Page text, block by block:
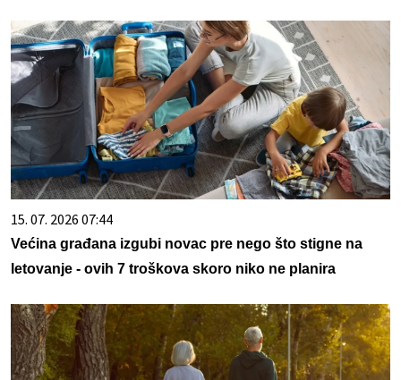
15. 07. 2026 07:44
Većina građana izgubi novac pre nego što stigne na
letovanje - ovih 7 troškova skoro niko ne planira